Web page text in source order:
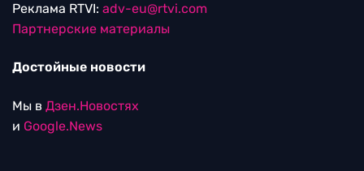
Реклама RTVI: adv-eu@rtvi.com
Партнерские материалы
Достойные новости
Мы в Дзен.Новостях
и Google.News